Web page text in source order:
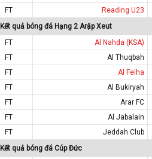
FT
Reading U23
Kết quả bóng đá Hạng 2 Arập Xeut
FT
Al Nahda (KSA)
FT
Al Thuqbah
FT
Al Feiha
FT
Al Bukiryah
FT
Arar FC
FT
Al Jabalain
FT
Jeddah Club
Kết quả bóng đá Cúp Đức